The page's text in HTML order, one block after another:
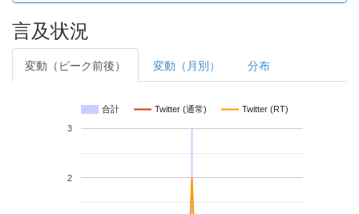
言及状況
変動（ピーク前後） 変動（月別） 分布
合計 Twitter (通常) Twitter (RT)
2
3